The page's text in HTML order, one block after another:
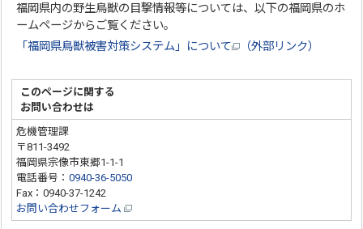
福岡県内の野生鳥獣の目撃情報等については、以下の福岡県のホ
ームページからご覧ください。
「福岡県鳥獣被害対策システム」について
（外部リンク）
このページに関する
お問い合わせは
危機管理課
〒811-3492
福岡県宗像市東郷1-1-1
電話番号：0940-36-5050
Fax：0940-37-1242
お問い合わせフォーム